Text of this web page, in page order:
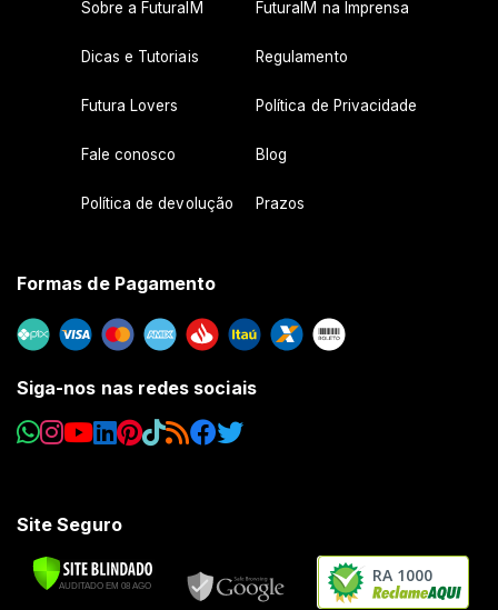
Sobre a FuturaIM FuturaIM na Imprensa
Dicas e Tutoriais Regulamento
Futura Lovers Política de Privacidade
Fale conosco Blog
Política de devolução Prazos
Formas de Pagamento
Siga-nos nas redes sociais
Site Seguro
RA 1000